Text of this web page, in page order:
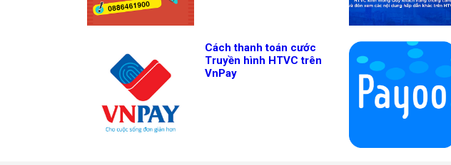
Cách thanh toán cước
Truyền hình HTVC trên
VnPay